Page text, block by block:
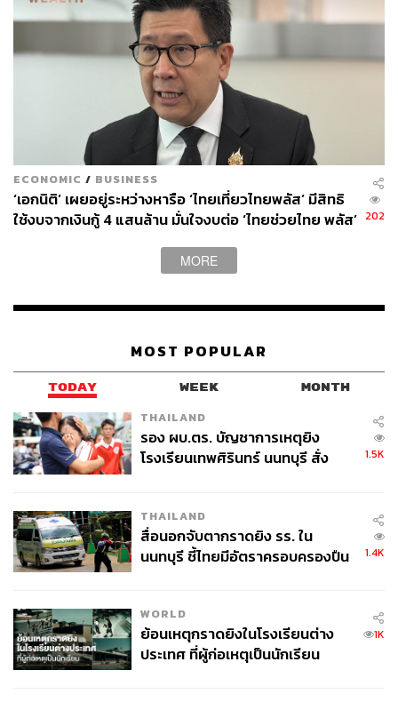
ABOUT THE AUTHOR
นรปิติ วัฒนผลิน
Content Creator ประจำ THE STANDARD
WEALTH
ECONOMIC / BUSINESS
‘เอกนิติ’ เผยอยู่ระหว่างหารือ ‘ไทยเที่ยวไทยพลัส’ มีสิทธิ
ใช้งบจากเงินกู้ 4 แสนล้าน มั่นใจงบต่อ ‘ไทยช่วยไทย พลัส’ 202
MORE
MOST POPULAR
TODAY WEEK MONTH
THAILAND
รอง ผบ.ตร. บัญชาการเหตุยิง
โรงเรียนเทพศิรินทร์ นนทบุรี สั่ง
1.5K
THAILAND
สื่อนอกจับตากราดยิง รร. ใน
นนทบุรี ชี้ไทยมีอัตราครอบครองปืน
1.4K
WORLD
ย้อนเหตุกราดยิงในโรงเรียนต่าง
ประเทศ ที่ผู้ก่อเหตุเป็นนักเรียน
1K